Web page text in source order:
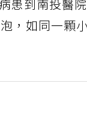
患到南投醫
，如同一顆